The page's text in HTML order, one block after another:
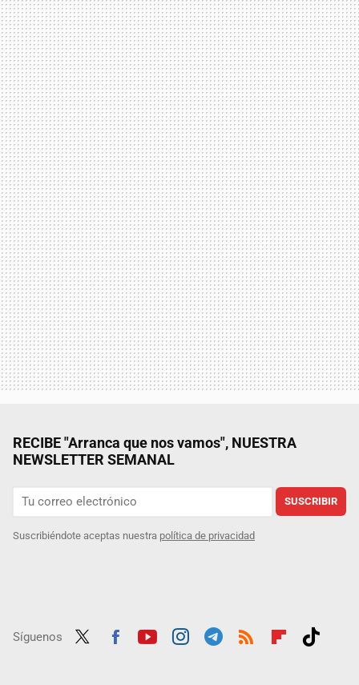
RECIBE "Arranca que nos vamos", NUESTRA
NEWSLETTER SEMANAL
SUSCRIBIR
Suscribiéndote aceptas nuestra política de privacidad
Síguenos